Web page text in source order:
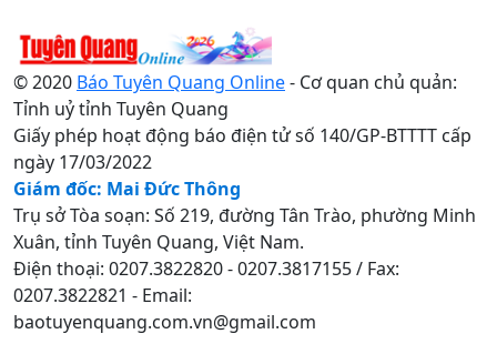
© 2020 Báo Tuyên Quang Online- Cơ quan chủ quản:
Tỉnh uỷ tỉnh Tuyên Quang
Giấy phép hoạt động báo điện tử số 140/GP-BTTTT cấp
ngày 17/03/2022
Giám đốc: Mai Đức Thông
Trụ sở Tòa soạn: Số 219, đường Tân Trào, phường Minh
Xuân, tỉnh Tuyên Quang, Việt Nam.
Điện thoại: 0207.3822820 - 0207.3817155 / Fax:
0207.3822821 - Email:
baotuyenquang.com.vn@gmail.com